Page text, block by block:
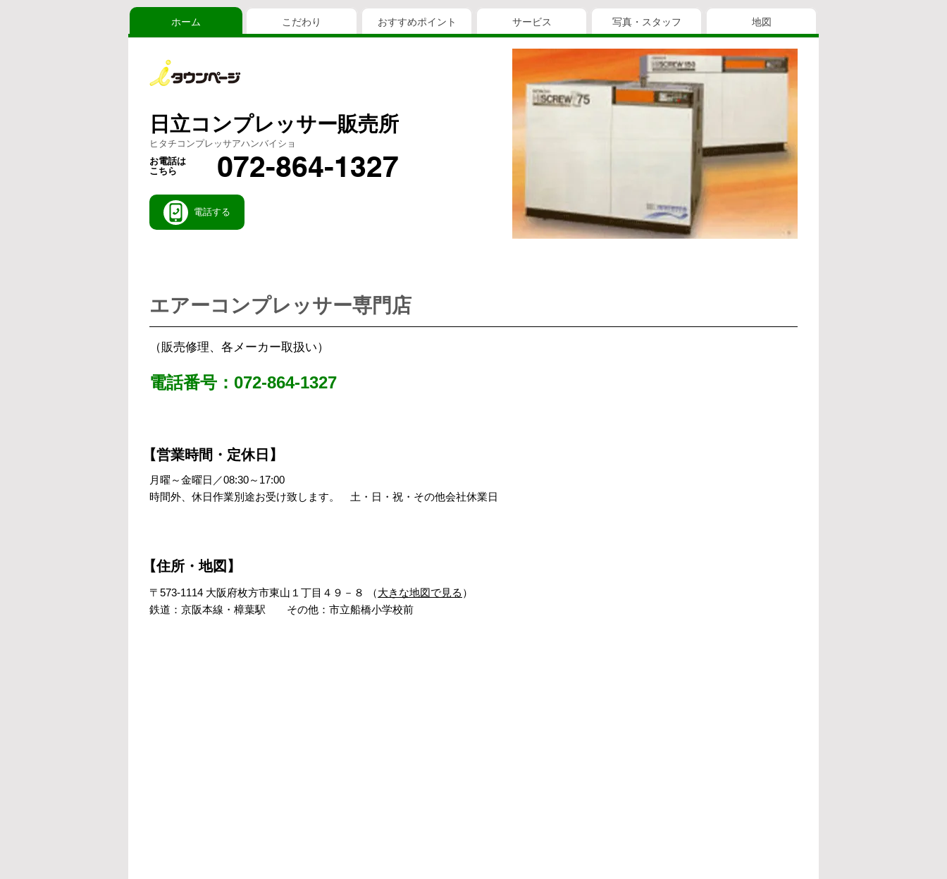
ホーム こだわり おすすめポイント サービス 写真・スタッフ 地図
日立コンプレッサー販売所
ヒタチコンプレッサアハンバイショ
お電話は
こちら
072-864-1327
電話する
エアーコンプレッサー専門店
（販売修理、各メーカー取扱い）
電話番号：072-864-1327
【営業時間・定休日】
月曜～金曜日／08:30～17:00
時間外、休日作業別途お受け致します。 土・日・祝・その他会社休業日
【住所・地図】
〒573-1114 大阪府枚方市東山１丁目４９－８ （大きな地図で見る ）
鉄道：京阪本線・樟葉駅 その他：市立船橋小学校前